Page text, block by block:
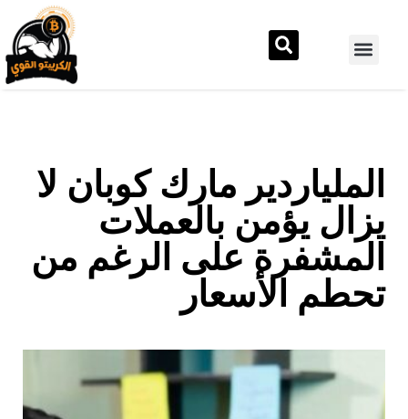
الملياردير مارك كوبان لا
يزال يؤمن بالعملات
المشفرة على الرغم من
تحطم الأسعار